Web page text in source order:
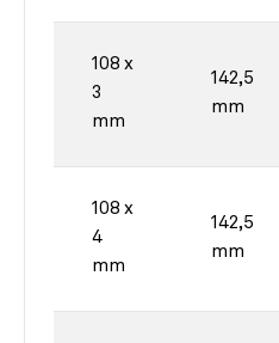
108 x
3
mm
142,5
mm
108 x
4
mm
142,5
mm